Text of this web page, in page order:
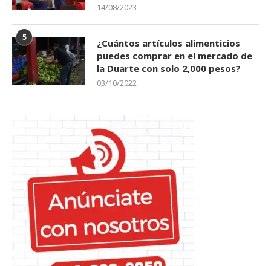
14/08/2023
5
¿Cuántos artículos alimenticios
puedes comprar en el mercado de
la Duarte con solo 2,000 pesos?
03/10/2022